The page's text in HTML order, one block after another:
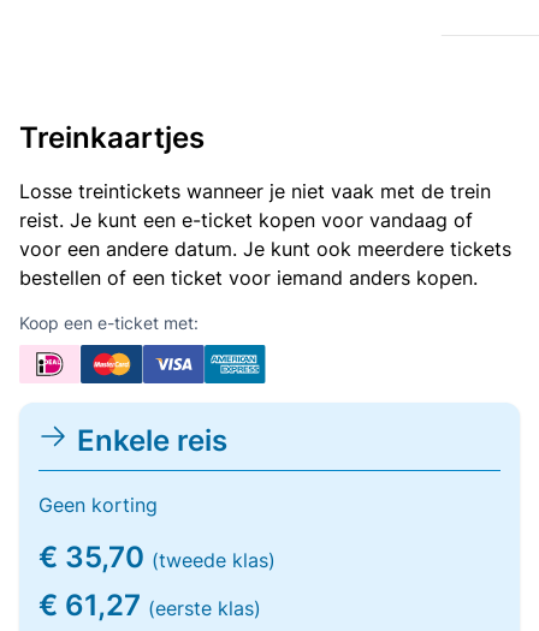
Treinkaartjes
Losse treintickets wanneer je niet vaak met de trein
reist. Je kunt een e-ticket kopen voor vandaag of
voor een andere datum. Je kunt ook meerdere tickets
bestellen of een ticket voor iemand anders kopen.
Koop een e-ticket met:
Enkele reis
Geen korting
€ 35,70 (tweede klas)
€ 61,27 (eerste klas)